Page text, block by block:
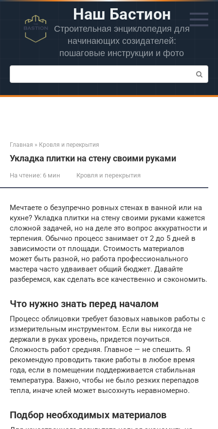
Перейти
контенту
Наш Бастион
Строительная энциклопедия для
начинающих созидателей:
пошаговые инструкции и фото
Поиск:
Главная » Кровля и перекрытия
Укладка плитки на стену своими руками
На чтение: 6 мин Кровля и перекрытия
Мечтаете о безупречно ровных стенах в ванной или на
кухне? Укладка плитки на стену своими руками кажется
сложной задачей, но на деле это вопрос аккуратности и
терпения. Обычно процесс занимает от 2 до 5 дней в
зависимости от площади. Стоимость материалов
может быть разной, но работа профессионального
мастера часто удваивает общий бюджет. Давайте
разберемся, как сделать все качественно и сэкономить.
Что нужно знать перед началом
Процесс облицовки требует базовых навыков работы с
измерительным инструментом. Если вы никогда не
держали в руках уровень, придется поучиться.
Сложность работ средняя. Главное — не спешить. Я
рекомендую проводить такие работы в любое время
года, если в помещении поддерживается стабильная
температура. Важно, чтобы не было резких перепадов
тепла, иначе клей может высохнуть неравномерно.
Подбор необходимых материалов